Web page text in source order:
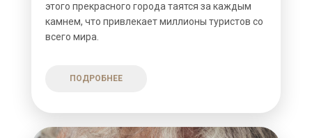
этого прекрасного города таятся за каждым
камнем, что привлекает миллионы туристов со
всего мира.
ПОДРОБНЕЕ